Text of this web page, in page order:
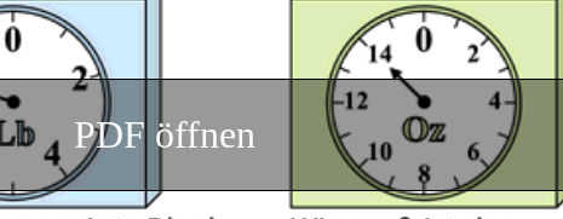
PDF öffnen